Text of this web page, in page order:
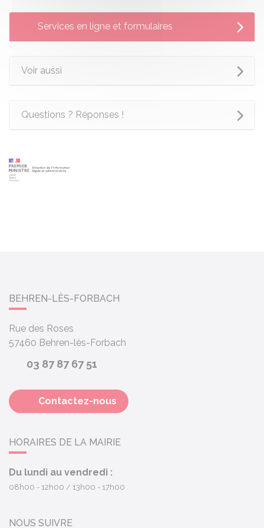
Services en ligne et formulaires
Voir aussi
Questions ? Réponses !
BEHREN-LÈS-FORBACH
Rue des Roses
57460 Behren-lès-Forbach
03 87 87 67 51
Contactez-nous
HORAIRES DE LA MAIRIE
Du lundi au vendredi :
08h00 - 12h00 13h00 - 17h00
NOUS SUIVRE